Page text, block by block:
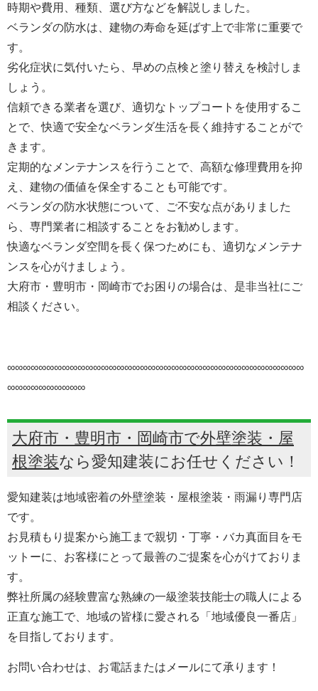
時期や費用、種類、選び方などを解説しました。
ベランダの防水は、建物の寿命を延ばす上で非常に重要で
す。
劣化症状に気付いたら、早めの点検と塗り替えを検討しま
しょう。
信頼できる業者を選び、適切なトップコートを使用するこ
とで、快適で安全なベランダ生活を長く維持することがで
きます。
定期的なメンテナンスを行うことで、高額な修理費用を抑
え、建物の価値を保全することも可能です。
ベランダの防水状態について、ご不安な点がありました
ら、専門業者に相談することをお勧めします。
快適なベランダ空間を長く保つためにも、適切なメンテナ
ンスを心がけましょう。
大府市・豊明市・岡崎市でお困りの場合は、是非当社にご
相談ください。
∞∞∞∞∞∞∞∞∞∞∞∞∞∞∞∞∞∞∞∞∞∞∞∞∞∞∞∞∞∞∞∞∞∞∞∞∞∞
∞∞∞∞∞∞∞∞∞∞
大府市・豊明市・岡崎市で外壁塗装・屋
根塗装なら愛知建装にお任せください！
愛知建装は地域密着の外壁塗装・屋根塗装・雨漏り専門店
です。
お見積もり提案から施工まで親切・丁寧・バカ真面目をモ
ットーに、お客様にとって最善のご提案を心がけておりま
す。
弊社所属の経験豊富な熟練の一級塗装技能士の職人による
正直な施工で、地域の皆様に愛される「地域優良一番店」
を目指しております。
お問い合わせは、お電話またはメールにて承ります！